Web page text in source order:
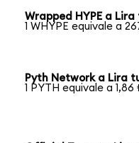
Wrapped HYPE a
1 WHYPE equivale a
Pyth Network a Lira
1 PYTH equivale a 1,86